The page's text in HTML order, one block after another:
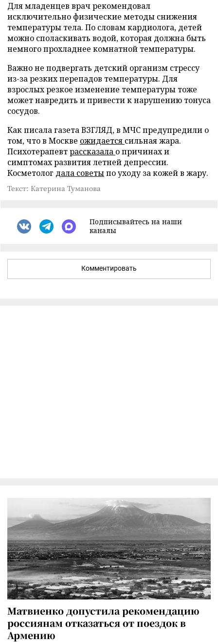
Для младенцев врач рекомендовал
исключительно физические методы снижения
температуры тела. По словам кардиолога, детей
можно споласкивать водой, которая должна быть
немного прохладнее комнатной температуры.
Важно не подвергать детский организм стрессу
из-за резких перепадов температуры. Для
взрослых резкое изменение температуры тоже
может навредить и привести к нарушению тонуса
сосудов.
Как писала газета ВЗГЛЯД, в МЧС предупредили о
том, что в Москве ожидается сильная жара.
Психотерапевтрассказала о причинах и
симптомах развития летней депрессии.
Косметолог дала советыпо уходу за кожей в жару.
Текст: Катерина Туманова
Подписывайтесь на наши
каналы
Комментировать
Матвиенко допустила рекомендацию
россиянам отказаться от поездок в
Армению